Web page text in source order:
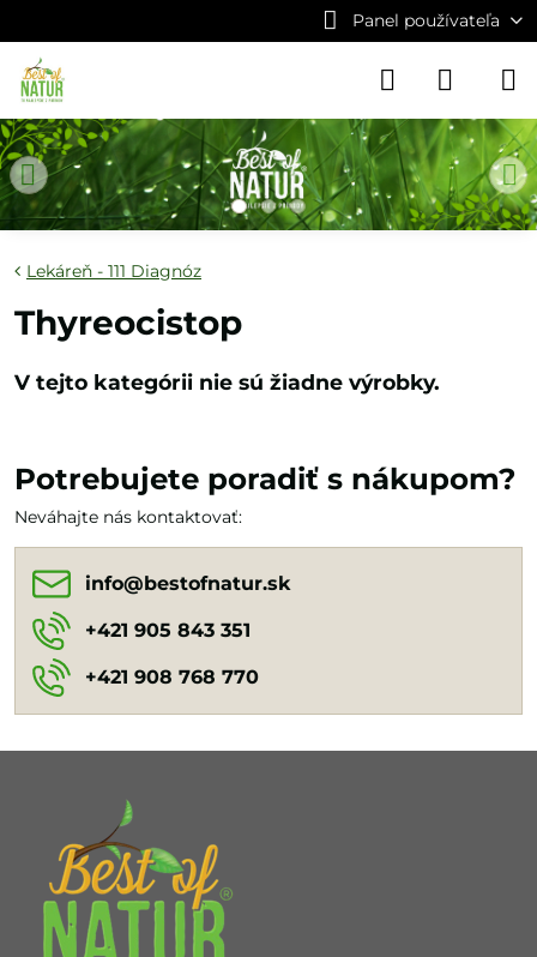
Panel používateľa
Lekáreň - 111 Diagnóz
Thyreocistop
Potrebujete poradiť s nákupom?
Neváhajte nás kontaktovať:
info​@bestofnatur​.sk
+421 905 843 351
+421 908 768 770